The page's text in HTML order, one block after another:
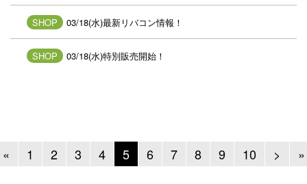
SHOP 03/18(水)最新リバコン情報！
SHOP 03/18(水)特別販売開始！
«Previous
1 2 3 4 5 6 7 8 9 10 > Next
»